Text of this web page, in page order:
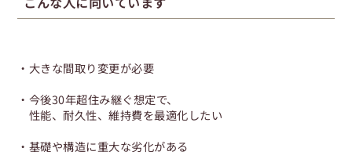
・大きな間取り変更が必要
・今後30年超住み継ぐ想定で、
性能、耐久性、維持費を最適化したい
・基礎や構造に重大な劣化がある